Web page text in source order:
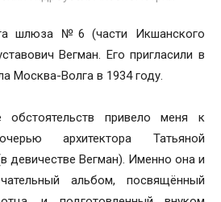
шлюза №6 (части Икшанского
Вегман. Его пригласили в
Москва-Волга в 1934 году.
обстоятельств привело меня к
архитектора Татьяной
девичестве Вегман). Именно она и
альбом, посвящённый